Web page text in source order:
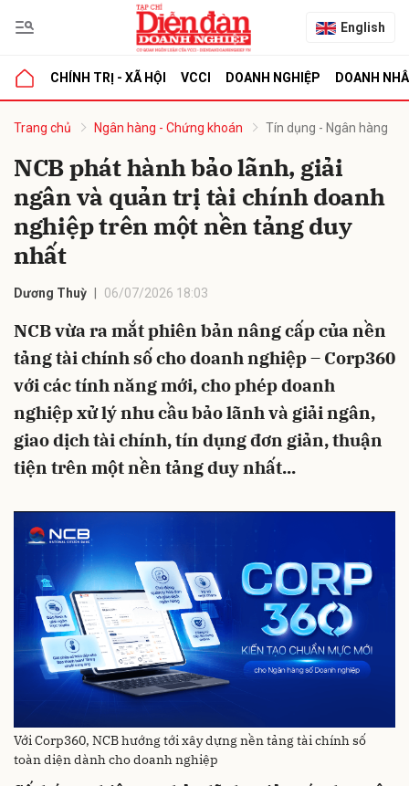
English
CHÍNH TRỊ - XÃ HỘI VCCI DOANH NGHIỆP DOANH
Trang chủ Ngân hàng - Chứng khoán Tín dụng - Ngân hàng
NCB phát hành bảo lãnh, giải
ngân và quản trị tài chính doanh
nghiệp trên một nền tảng duy
nhất
Dương Thuỳ 06/07/2026 18:03
NCB vừa ra mắt phiên bản nâng cấp của nền
tảng tài chính số cho doanh nghiệp – Corp360
với các tính năng mới, cho phép doanh
nghiệp xử lý nhu cầu bảo lãnh và giải ngân,
giao dịch tài chính, tín dụng đơn giản, thuận
tiện trên một nền tảng duy nhất...
Với Corp360, NCB hướng tới xây dựng nền tảng tài chính số
toàn diện dành cho doanh nghiệp
luận